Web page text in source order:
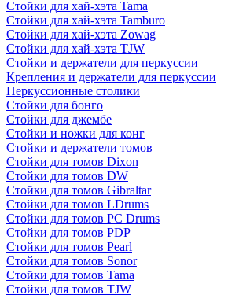
Стойки для хай-хэта Tama
Стойки для хай-хэта Tamburo
Стойки для хай-хэта Zowag
Стойки для хай-хэта TJW
Стойки и держатели для перкуссии
Крепления и держатели для перкуссии
Перкуссионные столики
Стойки для бонго
Стойки для джембе
Стойки и ножки для конг
Стойки и держатели томов
Стойки для томов Dixon
Стойки для томов DW
Стойки для томов Gibraltar
Стойки для томов LDrums
Стойки для томов PC Drums
Стойки для томов PDP
Стойки для томов Pearl
Стойки для томов Sonor
Стойки для томов Tama
Стойки для томов TJW